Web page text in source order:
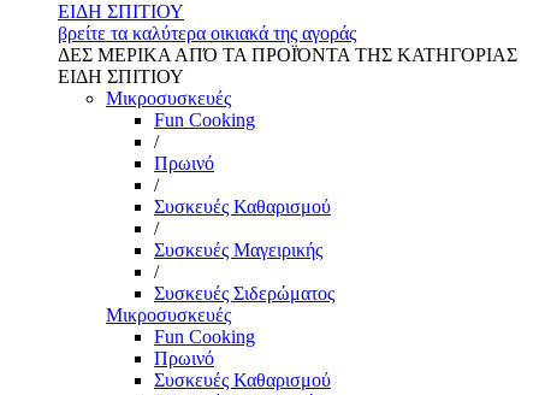
ΕΙΔΗ ΣΠΙΤΙΟΥ
βρείτε τα καλύτερα οικιακά της αγοράς
ΔΕΣ ΜΕΡΙΚΑ ΑΠΌ ΤΑ ΠΡΟΪΌΝΤΑ ΤΗΣ ΚΑΤΗΓΟΡΙΑΣ
ΕΙΔΗ ΣΠΙΤΙΟΥ
Μικροσυσκευές
Fun Cooking
/
Πρωινό
/
Συσκευές Καθαρισμού
/
Συσκευές Μαγειρικής
/
Συσκευές Σιδερώματος
Μικροσυσκευές
Fun Cooking
Πρωινό
Συσκευές Καθαρισμού